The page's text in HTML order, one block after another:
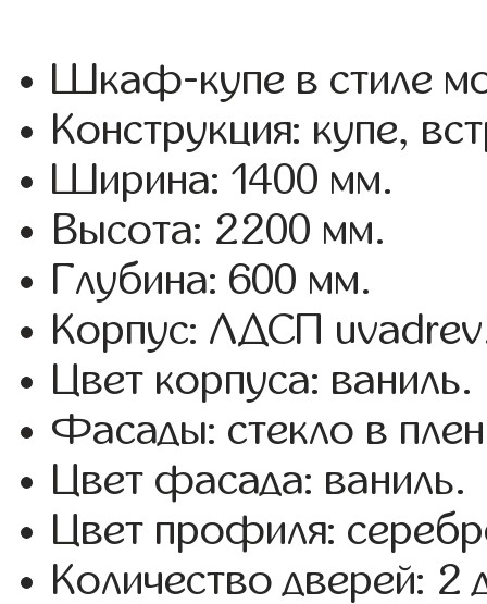
Шкаф-купе в стиле
Конструкция: купе,
Ширина: 1400 мм.
Высота: 2200 мм.
Глубина: 600 мм.
Корпус: ЛДСП
Цвет корпуса: ваниль.
Фасады: стекло в
Цвет фасада: ваниль.
Цвет профиля:
Количество дверей: 2